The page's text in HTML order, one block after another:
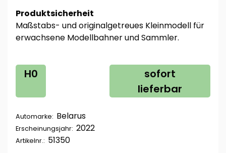
Produktsicherheit
Maßstabs- und originalgetreues Kleinmodell für
erwachsene Modellbahner und Sammler.
H0
sofort
lieferbar
Automarke: Belarus
Erscheinungsjahr: 2022
Artikelnr.: 51350